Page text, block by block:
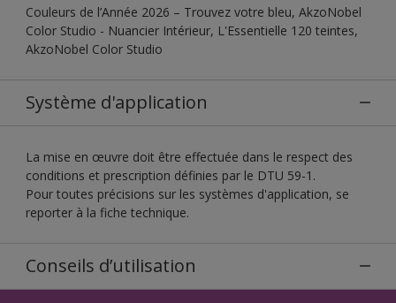
Couleurs de l’Année 2026 – Trouvez votre bleu, AkzoNobel
Color Studio - Nuancier Intérieur, L'Essentielle 120 teintes,
AkzoNobel Color Studio
Système d'application
La mise en œuvre doit être effectuée dans le respect des
conditions et prescription définies par le DTU 59-1.
Pour toutes précisions sur les systèmes d'application, se
reporter à la fiche technique.
Conseils d’utilisation